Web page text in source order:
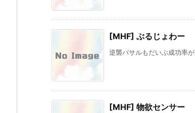
[MHF] ぶるじょわー
逆襲バサルもだいぶ成功率
[MHF] 物欲センサー